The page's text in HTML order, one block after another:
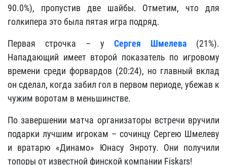
90.0%), пропустив две шайбы. Отметим, что для
голкипера это была пятая игра подряд.
Первая строчка – у Сергея Шмелева (21%).
Нападающий имеет второй показатель по игровому
времени среди форвардов (20:24), но главный вклад
он сделал, когда забил гол в первом периоде, убежав к
чужим воротам в меньшинстве.
По завершении матча организаторы встречи вручили
подарки лучшим игрокам – сочинцу Сергею Шмелеву
и вратарю «Динамо» Юнасу Энроту. Они получили
топоры от известной финской компании Fiskars!